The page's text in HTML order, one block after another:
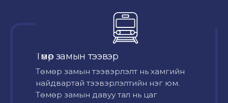
Төмөр замын тээвэр
Төмөр замын тээвэрлэлт нь хамгийн
найдвартай тээвэрлэлтийн нэг юм.
Төмөр замын давуу тал нь цаг